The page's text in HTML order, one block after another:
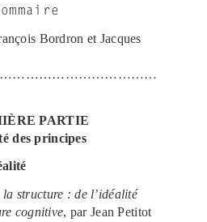
Bordron et Jacques
PARTIE
des principes
structure : de l’idéalité
cognitive, par Jean Petitot